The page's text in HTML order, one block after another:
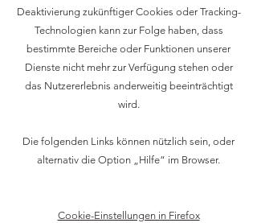
Deaktivierung zukünftiger Cookies oder Tracking-
Technologien kann zur Folge haben, dass
bestimmte Bereiche oder Funktionen unserer
Dienste nicht mehr zur Verfügung stehen oder
das Nutzererlebnis anderweitig beeinträchtigt
wird.
Die folgenden Links können nützlich sein, oder
alternativ die Option „Hilfe“ im Browser.
Cookie-Einstellungen in Firefox